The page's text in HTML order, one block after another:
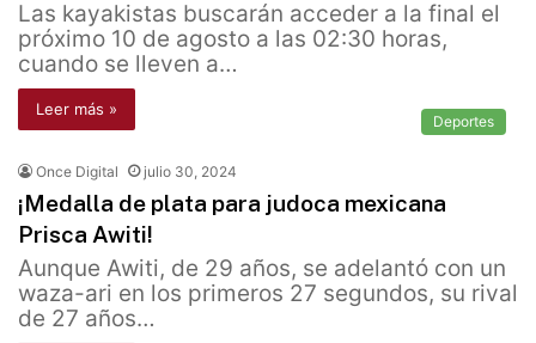
Las kayakistas buscarán acceder a la final el
próximo 10 de agosto a las 02:30 horas,
cuando se lleven a…
Leer más »
Deportes
Once Digital julio 30, 2024
¡Medalla de plata para judoca mexicana
Prisca Awiti!
Aunque Awiti, de 29 años, se adelantó con un
waza-ari en los primeros 27 segundos, su rival
de 27 años…